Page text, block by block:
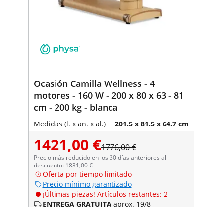
Ocasión Camilla Wellness - 4
motores - 160 W - 200 x 80 x 63 - 81
cm - 200 kg - blanca
Medidas (l. x an. x al.) 201.5 x 81.5 x 64.7 cm
1421,00 €1776,00 €
Precio más reducido en los 30 días anteriores al
descuento: 1831,00 €
Oferta por tiempo limitado
Precio mínimo garantizado
¡Últimas piezas! Artículos restantes: 2
ENTREGA GRATUITA aprox. 19/8